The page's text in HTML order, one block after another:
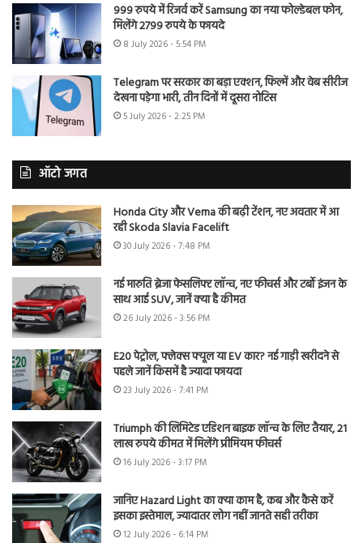
999 रुपये में रिजर्व करें Samsung का नया फोल्डेबल फोन,
मिलेंगे 2799 रुपये के फायदे
8 July 2026 - 5:54 PM
Telegram पर सरकार का बड़ा एक्शन, फिल्में और वेब सीरीज
देखना पड़ेगा भारी, तीन दिनों में दूसरा नोटिस
5 July 2026 - 2:25 PM
ऑटो जगत
Honda City और Verna की बढ़ी टेंशन, नए अवतार में आ
रही Skoda Slavia Facelift
30 July 2026 - 7:48 PM
नई मारुति ब्रेजा फेसलिफ्ट लॉन्च, नए फीचर्स और टर्बो इंजन के
साथ आई SUV, जानें क्या है कीमत
26 July 2026 - 3:56 PM
E20 पेट्रोल, फ्लेक्स फ्यूल या EV कार? नई गाड़ी खरीदने से
पहले जानें किसमें है ज्यादा फायदा
23 July 2026 - 7:41 PM
Triumph की लिमिटेड एडिशन बाइक लॉन्च के लिए तैयार, 21
लाख रुपये कीमत में मिलेंगे प्रीमियम फीचर्स
16 July 2026 - 3:17 PM
जानिए Hazard Light का क्या काम है, कब और कैसे करें
इसका इस्तेमाल, ज्यादातर लोग नहीं जानते सही तरीका
12 July 2026 - 6:14 PM